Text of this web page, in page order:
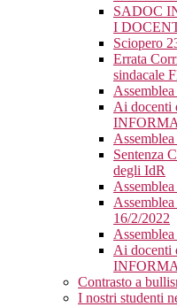
SADOC
I
Sciopero
Errata
sindacale
Ai docenti
Sentenza
degli IdR
16/2/2022
Ai docenti
Contrasto a
I nostri studenti